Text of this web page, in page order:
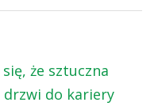
że sztuczna
do kariery